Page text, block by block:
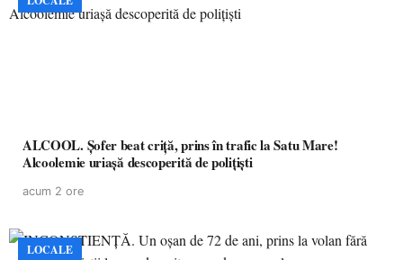
ALCOOL. Șofer beat criță, prins în trafic la Satu Mare!
Alcoolemie uriașă descoperită de polițiști
acum 2 ore
LOCALE